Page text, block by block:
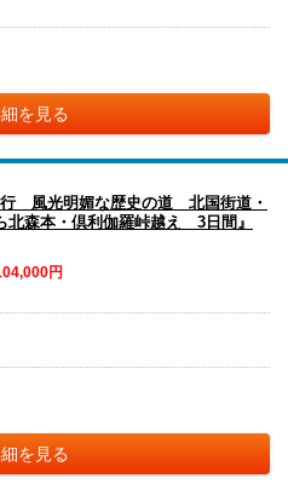
を見る
行 風光明媚な歴史の道 北国街道・
森本・倶利伽羅峠越え 3日間』
円
を見る